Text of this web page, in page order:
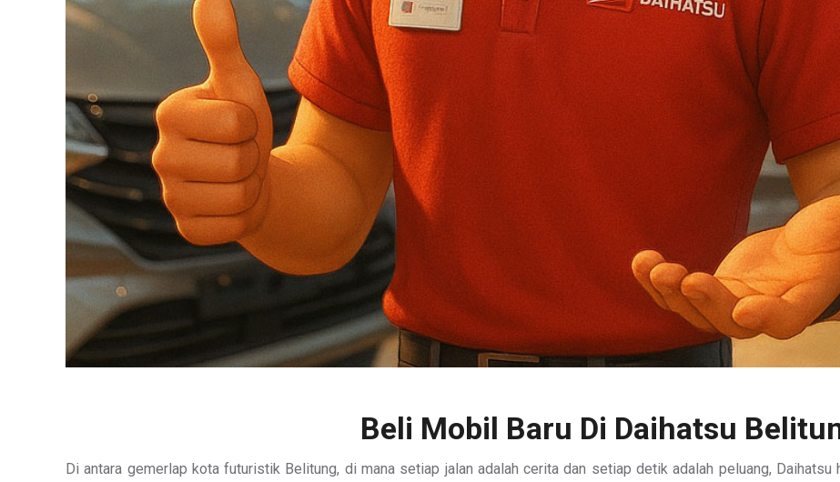
Beli Mobil Baru Di Daihatsu
Di antara gemerlap kota futuristik Belitung, di mana setiap jalan adalah cerita dan setiap detik adalah peluang, Daihatsu